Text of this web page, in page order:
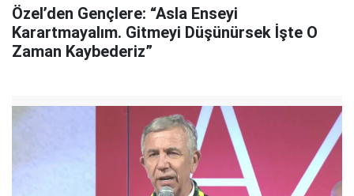
Özel’den Gençlere: “Asla Enseyi
Karartmayalım. Gitmeyi Düşünürsek İşte O
Zaman Kaybederiz”